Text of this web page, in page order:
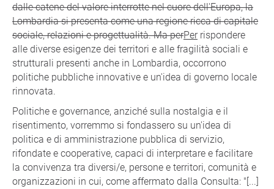
dalle catene del valore interrotte nel cuore dell'Europa, la
Lombardia si presenta come una regione ricca di capitale
sociale, relazioni e progettualità. Ma perPerrispondere
alle diverse esigenze dei territori e alle fragilità sociali e
strutturali presenti anche in Lombardia, occorrono
politiche pubbliche innovative e un'idea di governo locale
rinnovata.
Politiche e governance, anziché sulla nostalgia e il
risentimento, vorremmo si fondassero su un'idea di
politica e di amministrazione pubblica di servizio,
rifondate e cooperative, capaci di interpretare e facilitare
la convivenza tra diversi/e, persone e territori, comunità e
organizzazioni in cui, come affermato dalla Consulta: "[...]